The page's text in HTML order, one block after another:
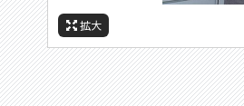
拡大
拡大
拡大
拡大
拡大
拡大
拡大
拡大
拡大
拡大
拡大
拡大
拡大
拡大
拡大
拡大
拡大
拡大
拡大
拡大
拡大
拡大
拡大
拡大
拡大
拡大
拡大
拡大
拡大